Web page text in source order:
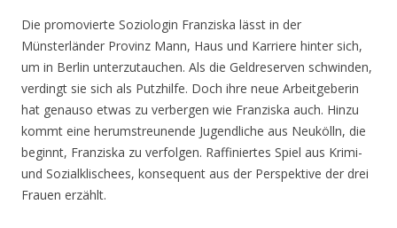
Die promovierte Soziologin Franziska lässt in der
Münsterländer Provinz Mann, Haus und Karriere hinter sich,
um in Berlin unterzutauchen. Als die Geldreserven schwinden,
verdingt sie sich als Putzhilfe. Doch ihre neue Arbeitgeberin
hat genauso etwas zu verbergen wie Franziska auch. Hinzu
kommt eine herumstreunende Jugendliche aus Neukölln, die
beginnt, Franziska zu verfolgen. Raffiniertes Spiel aus Krimi-
und Sozialklischees, konsequent aus der Perspektive der drei
Frauen erzählt.